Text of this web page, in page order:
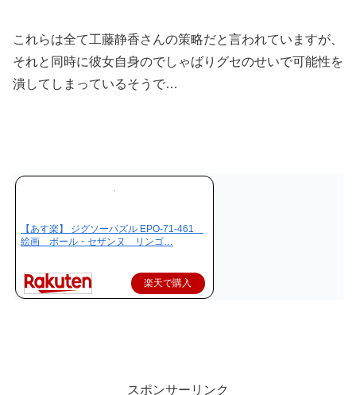
これらは全て工藤静香さんの策略だと言われていますが、
それと同時に彼女自身のでしゃばりグセのせいで可能性を
潰してしまっているそうで…
【あす楽】 ジグソーパズル EPO-71-461
絵画 ポール・セザンヌ リンゴ…
楽天で購入
スポンサーリンク